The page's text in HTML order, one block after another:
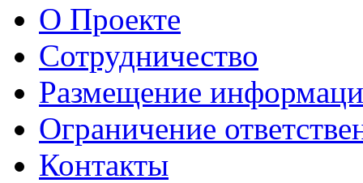
О Проекте
Сотрудничество
Размещение
Ограничение
Контакты